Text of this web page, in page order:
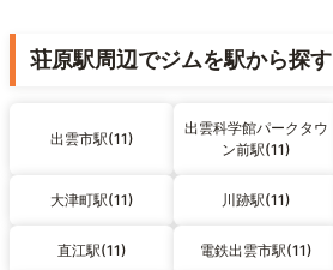
荘原駅周辺でジムを駅から探す
出雲市駅(11)
出雲科学館パークタウ
ン前駅(11)
大津町駅(11) 川跡駅(11)
直江駅(11) 電鉄出雲市駅(11)